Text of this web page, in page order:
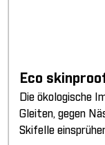
Eco
Die ökologische
Gleiten, gegen
Skifelle